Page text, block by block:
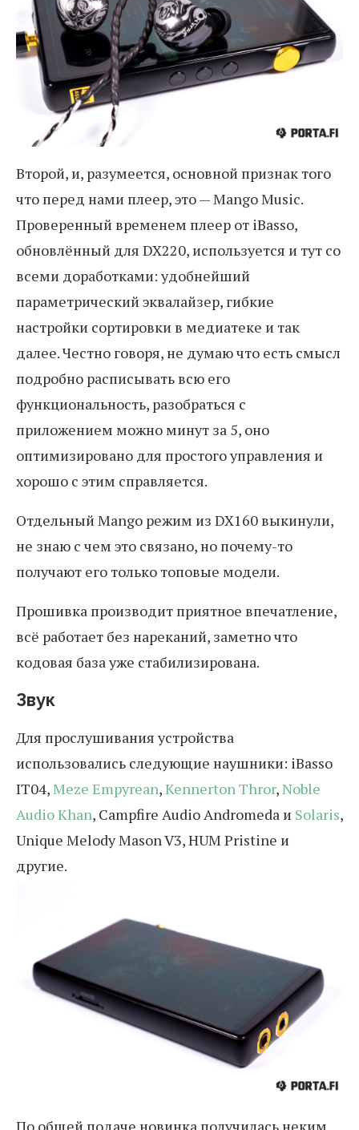
Второй, и, разумеется, основной признак того
что перед нами плеер, это — Mango Music.
Проверенный временем плеер от iBasso,
обновлённый для DX220, используется и тут со
всеми доработками: удобнейший
параметрический эквалайзер, гибкие
настройки сортировки в медиатеке и так
далее. Честно говоря, не думаю что есть смысл
подробно расписывать всю его
функциональность, разобраться с
приложением можно минут за 5, оно
оптимизировано для простого управления и
хорошо с этим справляется.
Отдельный Mango режим из DX160 выкинули,
не знаю с чем это связано, но почему-то
получают его только топовые модели.
Прошивка производит приятное впечатление,
всё работает без нареканий, заметно что
кодовая база уже стабилизирована.
Звук
Для прослушивания устройства
использовались следующие наушники: iBasso
IT04,Meze Empyrean,Kennerton Thror,Noble
Audio Khan, Campfire Audio Andromeda и Solaris,
Unique Melody Mason V3, HUM Pristine и
другие.
По общей подаче новинка получилась неким